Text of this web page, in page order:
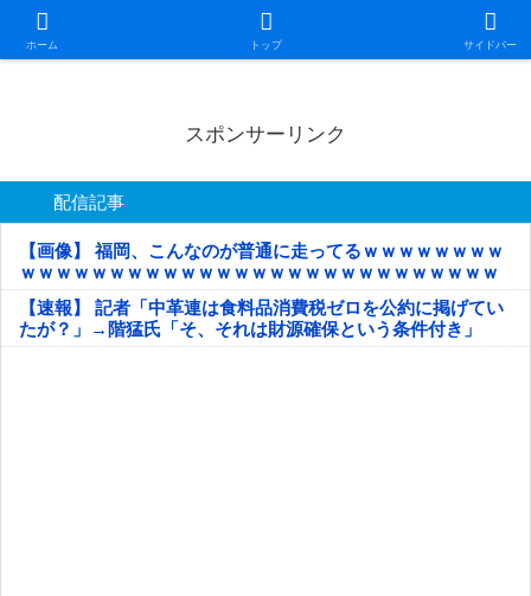
ホーム トップ サイドバー
日本第一！ニュース録
スポンサーリンク
配信記事
【画像】 福岡、こんなのが普通に走ってるｗｗｗｗｗｗｗｗ
ｗｗｗｗｗｗｗｗｗｗｗｗｗｗｗｗｗｗｗｗｗｗｗｗｗｗｗ
ｗｗｗｗｗ
【速報】 記者「中革連は食料品消費税ゼロを公約に掲げてい
たが？」→階猛氏「そ、それは財源確保という条件付き」